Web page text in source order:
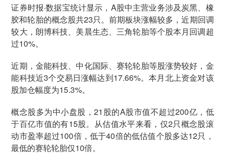
证券时报·数据宝统计显示，A股中主营业务涉及炭黑、橡
胶和轮胎的概念股共23只。前期板块涨幅较多，近期回调
较大，朗博科技、美晨生态、三角轮胎等个股本月回调超
过10%。
近期，金能科技、中化国际、赛轮轮胎等股涨势较好，金
能科技近3个交易日涨幅达到17.66%。本月北上资金对该
股加仓幅度为15.3%。
概念股多为中小盘股，21股的A股市值不超过200亿，低
于百亿市值的有15股。从估值水平来看，仅2只概念股滚
动市盈率超过100倍，低于40倍的低估值个股多达12只，
最低的赛轮轮胎仅10倍。